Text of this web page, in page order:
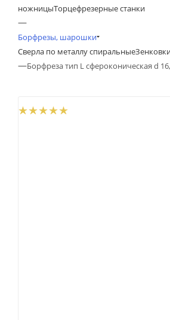
ножницыТорцефрезерные станки
—
Борфрезы, шарошки
Сверла по металлу спиральные
—Борфреза тип L сфероконическая d